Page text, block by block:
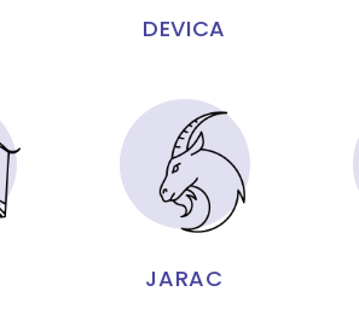
DEVICA
JARAC